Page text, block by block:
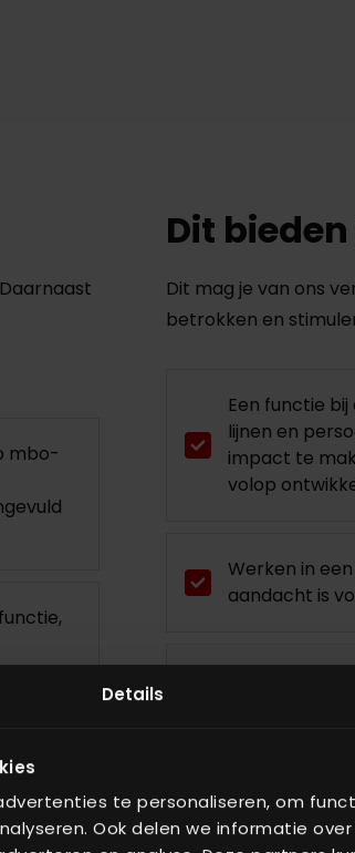
Details
te personaliseren, om
Ook delen we informatie
mbo-
is
Dit
Dit mag je van ons
betrokken en
Een functie
lijnen en
impact te
volop
Werken in
aandacht is